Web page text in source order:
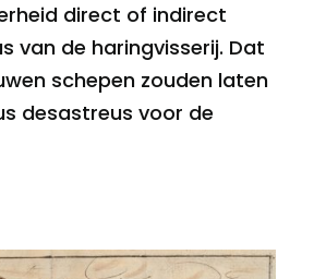
direct of indirect
van de haringvisserij. Dat
schepen zouden laten
desastreus voor de